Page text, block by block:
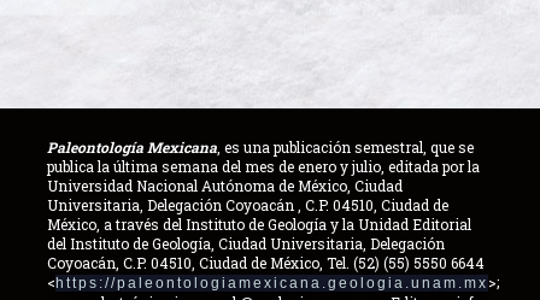
Paleontología Mexicana, es una publicación semestral, que se
publica la última semana del mes de enero y julio, editada por la
Universidad Nacional Autónoma de México, Ciudad
Universitaria, Delegación Coyoacán , C.P. 04510, Ciudad de
México, a través del Instituto de Geología y la Unidad Editorial
del Instituto de Geología, Ciudad Universitaria, Delegación
Coyoacán, C.P. 04510, Ciudad de México, Tel. (52) (55) 5550 6644
< https://paleontologiamexicana.geologia.unam.mx >;